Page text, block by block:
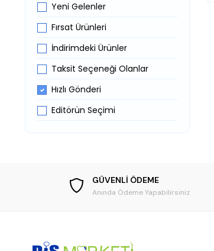
Yeni Gelenler
Fırsat Ürünleri
İndirimdeki Ürünler
Taksit Seçeneği Olanlar
Hızlı Gönderi
Editörün Seçimi
GÜVENLİ ÖDEME
Anında Ödeme Yapabilirsiniz